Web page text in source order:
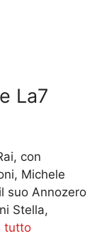
La7
con
Michele
suo Annozero
Stella,
tutto